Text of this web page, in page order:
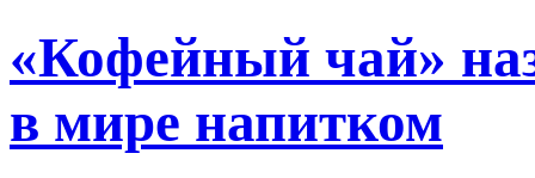
«Кофейный чай»
в мире напитком